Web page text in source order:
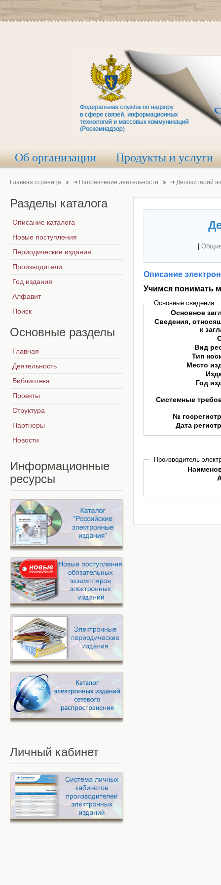
Об организации Продукты и услуги
Главная страница ⇒ Направление деятельности ⇒ Депозитарий
Описание
Учимся понимать
Основные сведения
Основное
Сведения,
к
Вид
Тип
Место
Год
Системные
№
Дата
Производитель
Разделы каталога
Описание каталога
Новые поступления
Периодические издания
Производители
Год издания
Алфавит
Поиск
Основные разделы
Главная
Деятельность
Библиотека
Проекты
Структура
Партнеры
Новости
Информационные
ресурсы
Личный кабинет